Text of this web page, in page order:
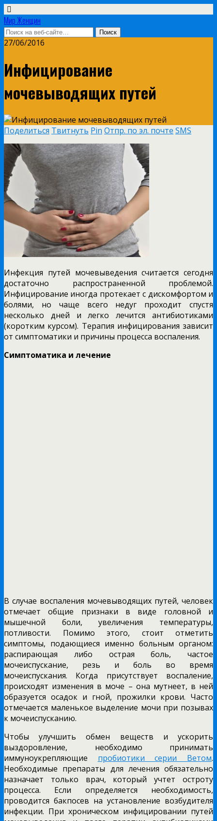
Мир Женщин
27/06/2016
Инфицирование
мочевыводящих путей
Поделиться Твитнуть Pin Отпр. по эл. почте SMS
Инфекция путей мочевыведения считается сегодня
достаточно распространенной проблемой.
Инфицирование иногда протекает с дискомфортом и
болями, но чаще всего недуг проходит спустя
несколько дней и легко лечится антибиотиками
(коротким курсом). Терапия инфицирования зависит
от симптоматики и причины процесса воспаления.
Симптоматика и лечение
В случае воспаления мочевыводящих путей, человек
отмечает общие признаки в виде головной и
мышечной боли, увеличения температуры,
потливости. Помимо этого, стоит отметить
симптомы, подающиеся именно больным органом:
распирающая либо острая боль, частое
мочеиспускание, резь и боль во время
мочеиспускания. Когда присутствует воспаление,
происходят изменения в моче – она мутнеет, в ней
образуется осадок и гной, прожилки крови. Часто
отмечается маленькое выделение мочи при позывах
к мочеиспусканию.
Чтобы улучшить обмен веществ и ускорить
выздоровление, необходимо принимать
иммуноукрепляющие пробиотики серии Ветом.
Необходимые препараты для лечения обязательно
назначает только врач, который учтет остроту
процесса. Если определяется необходимость,
проводится бакпосев на установление возбудителя
инфекции. При хроническом инфицировании путей